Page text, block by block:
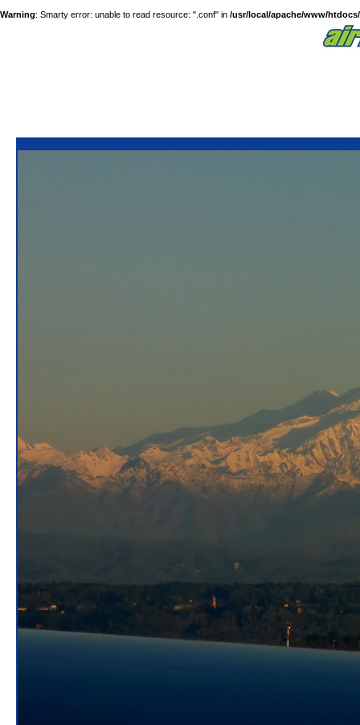
Warning: Smarty error: unable to read resource: ".conf" in /usr/local/apache/www/